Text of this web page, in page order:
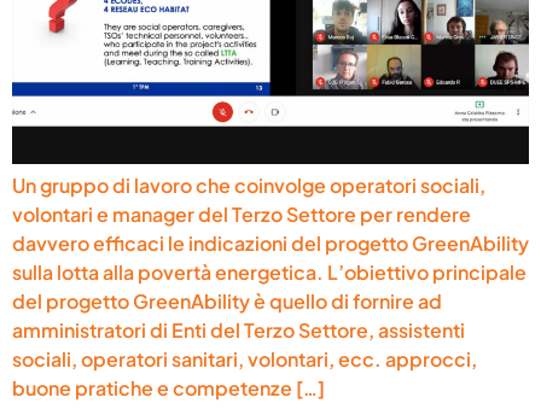
Un gruppo di lavoro che coinvolge operatori sociali,
volontari e manager del Terzo Settore per rendere
davvero efficaci le indicazioni del progetto GreenAbility
sulla lotta alla povertà energetica. L’obiettivo principale
del progetto GreenAbility è quello di fornire ad
amministratori di Enti del Terzo Settore, assistenti
sociali, operatori sanitari, volontari, ecc. approcci,
buone pratiche e competenze […]